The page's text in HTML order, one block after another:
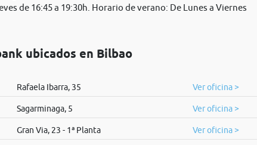
de 16:45 a 19:30h. Horario de verano: De Lunes a Viernes
ubicados en Bilbao
Rafaela Ibarra, 35 Ver oficina >
Sagarminaga, 5 Ver oficina >
Gran Via, 23 - 1ª Planta Ver oficina >